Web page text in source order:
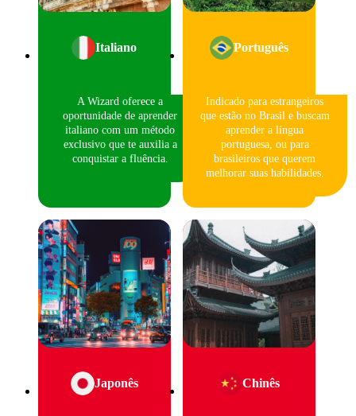
Italiano
A Wizard oferece a
oportunidade de aprender
italiano com um método
exclusivo que te auxilia a
conquistar a fluência.
Português
Indicado para estrangeiros
que estão no Brasil e buscam
aprender a língua
portuguesa, ou para
brasileiros que querem
melhorar suas habilidades.
Japonês Chinês